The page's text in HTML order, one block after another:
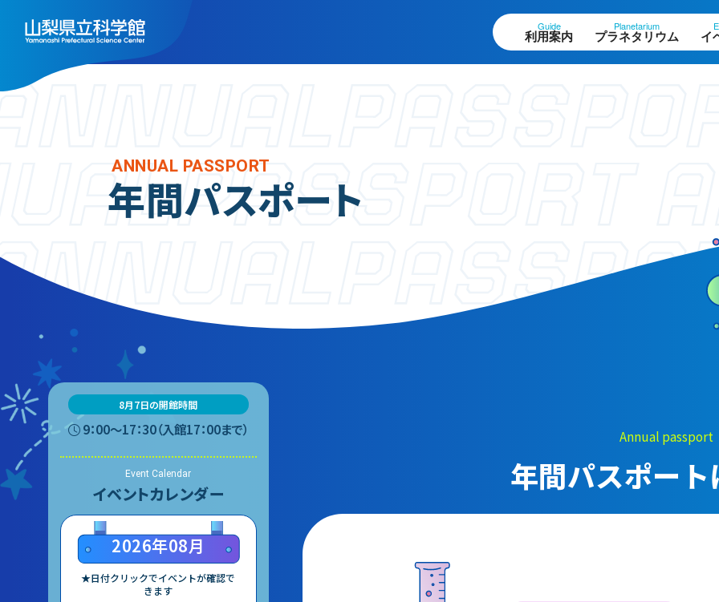
Guide
利用案内
Planetarium
プラネタリウム イ
利用案内
ご利用案内
アクセス
山梨県立科学館につい
て
団体予約受付
2026年度の利用はこち
ら
天体観測室
展望テラス・円形広場
ミュージアムショップ
インフォメーション ア
科学館ボランティア募
ANNUAL PASSPORT
年間パスポート
Annual passport
年間パスポー
8月7日の開館時間
9：00〜17：30（入館17：00まで）
Event Calendar
イベントカレンダー
2026年08月
★日付クリックでイベントが確認で
きます